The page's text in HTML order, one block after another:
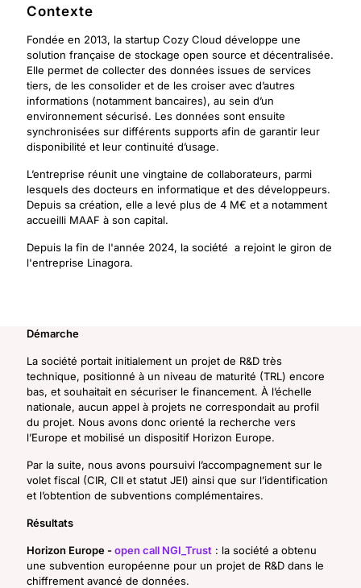
Contexte
Fondée en 2013, la startup Cozy Cloud développe une
solution française de stockage open source et décentralisée.
Elle permet de collecter des données issues de services
tiers, de les consolider et de les croiser avec d’autres
informations (notamment bancaires), au sein d’un
environnement sécurisé. Les données sont ensuite
synchronisées sur différents supports afin de garantir leur
disponibilité et leur continuité d’usage.
L’entreprise réunit une vingtaine de collaborateurs, parmi
lesquels des docteurs en informatique et des développeurs.
Depuis sa création, elle a levé plus de 4 M€ et a notamment
accueilli MAAF à son capital.
Depuis la fin de l'année 2024, la société a rejoint le giron de
l'entreprise Linagora.
Démarche
La société portait initialement un projet de R&D très
technique, positionné à un niveau de maturité (TRL) encore
bas, et souhaitait en sécuriser le financement. À l’échelle
nationale, aucun appel à projets ne correspondait au profil
du projet. Nous avons donc orienté la recherche vers
l’Europe et mobilisé un dispositif Horizon Europe.
Par la suite, nous avons poursuivi l’accompagnement sur le
volet fiscal (CIR, CII et statut JEI) ainsi que sur l’identification
et l’obtention de subventions complémentaires.
Résultats
Horizon Europe -open call NGI_Trust : la société a obtenu
une subvention européenne pour un projet de R&D dans le
chiffrement avancé de données.